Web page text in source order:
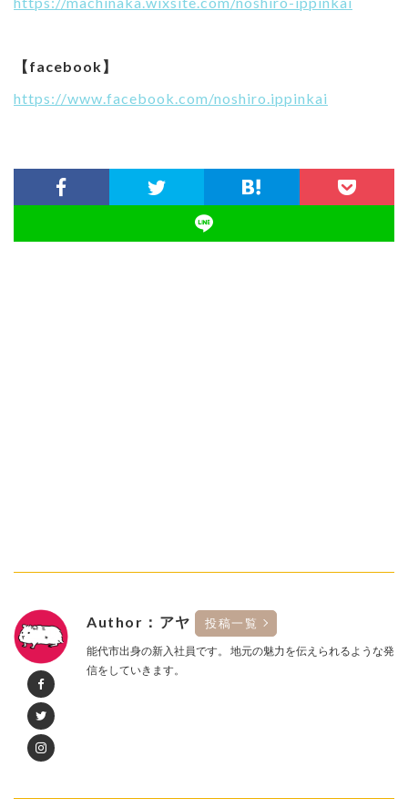
【facebook】
https://www.facebook.com/noshiro.ippinkai
Author：アヤ 投稿一覧
能代市出身の新入社員です。 地元の魅力を伝えられるような発
信をしていきます。